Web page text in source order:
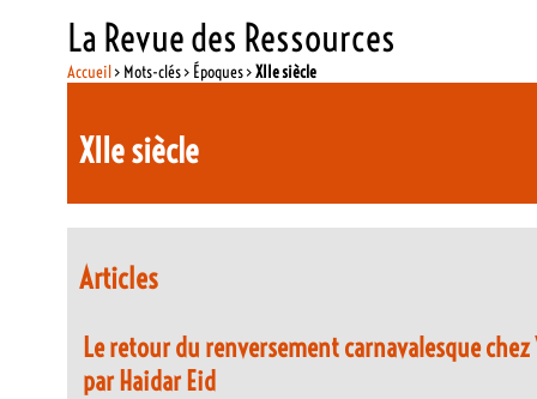
La Revue des Ressources
Accueil> Mots-clés > Époques >XIIe siècle
XIIe siècle
Articles
Le retour du renversement carnavalesque
par Haidar Eid